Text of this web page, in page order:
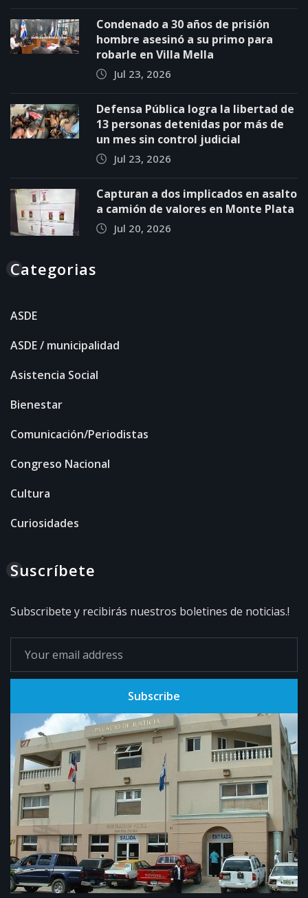
Condenado a 30 años de prisión
hombre asesinó a su primo para
robarle en Villa Mella
Jul 23, 2026
Defensa Pública logra la libertad de
13 personas detenidas por más de
un mes sin control judicial
Jul 23, 2026
Capturan a dos implicados en asalto
a camión de valores en Monte Plata
Jul 20, 2026
Categorias
ASDE
ASDE / municipalidad
Asistencia Social
Bienestar
Comunicación/Periodistas
Congreso Nacional
Cultura
Curiosidades
Suscríbete
Subscribete y recibirás nuestros boletines de noticias.!
Subscribe